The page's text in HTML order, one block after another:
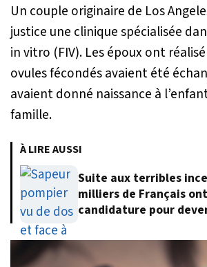
Un couple originaire de Los
justice une clinique spécialisée
in vitro (FIV). Les époux ont
ovules fécondés avaient été
avaient donné naissance à
famille.
À LIRE AUSSI
Suite aux terribles
milliers de Français
candidature pour